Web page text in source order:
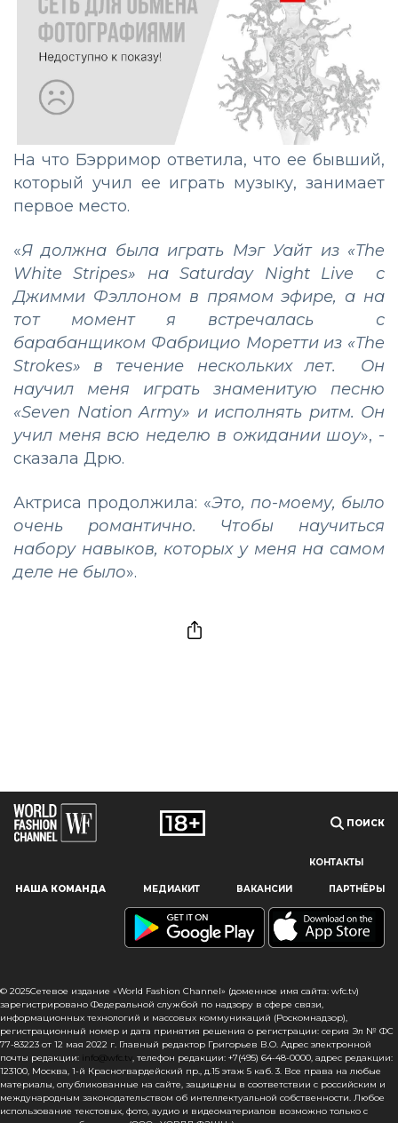
Наш сайт использует файлы cookie и похожие технологии,
пользователям, предоставляя персонализированную
информацию, запоминая предпочтения в области
сайта, вы подтверждаете свое согласие на использование
файлов cookie в соответствии с настоящим уведомлением
в отношении данного типа файлов. Если вы не согласны
с тем, чтобы мы использовали данный тип файлов,
то вы должны соответствующим образом установить
настройки вашего браузера или не использовать сайт wfc.tv
На что Бэрримор ответила, что ее бывший,
который учил ее играть музыку, занимает
первое место.
«Я должна была играть Мэг Уайт из «The
White Stripes» на Saturday Night Live с
Джимми Фэллоном в прямом эфире, а на
тот момент я встречалась с
барабанщиком Фабрицио Моретти из «The
Strokes» в течение нескольких лет. Он
научил меня играть знаменитую песню
«Seven Nation Army» и исполнять ритм. Он
учил меня всю неделю в ожидании шоу», -
сказала Дрю.
Актриса продолжила: «Это, по-моему, было
очень романтично. Чтобы научиться
набору навыков, которых у меня на самом
деле не было».
ПОИСК
КОНТАКТЫ
НАША КОМАНДА МЕДИАКИТ ВАКАНСИИ ПАРТНЁРЫ
© 2025Сетевое издание «World Fashion Channel» (доменное имя сайта: wfc.tv)
зарегистрировано Федеральной службой по надзору в сфере связи,
информационных технологий и массовых коммуникаций (Роскомнадзор),
регистрационный номер и дата принятия решения о регистрации: серия Эл № ФС
77-83223 от 12 мая 2022 г. Главный редактор Григорьев В.О. Адрес электронной
почты редакции: info@wfc.tv, телефон редакции: +7(495) 64-48-0000, адрес редакции:
123100, Москва, 1-й Красногвардейский пр., д.15 этаж 5 каб. 3. Все права на любые
материалы, опубликованные на сайте, защищены в соответствии с российским и
международным законодательством об интеллектуальной собственности. Любое
использование текстовых, фото, аудио и видеоматериалов возможно только с